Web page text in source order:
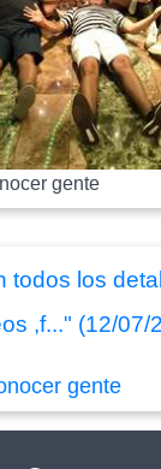
gente
los
,f..." (12/07/
gente